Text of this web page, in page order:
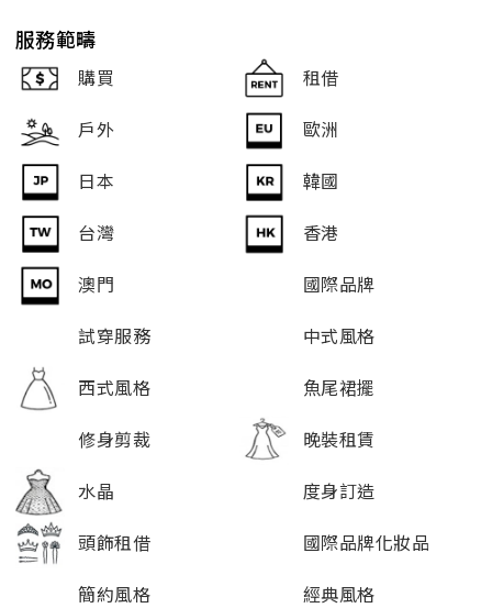
服務範疇
購買
租借
戶外
歐洲
日本
韓國
台灣
香港
澳門
國際品牌
試穿服務
中式風格
西式風格
魚尾裙擺
修身剪裁
晚裝租賃
水晶
度身訂造
頭飾租借
國際品牌化妝品
簡約風格
經典風格